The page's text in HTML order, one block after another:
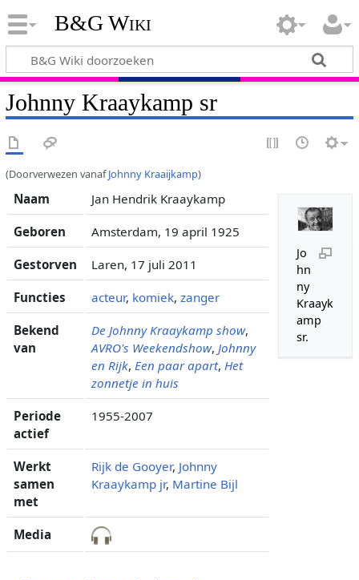
B&G Wiki
Johnny Kraaykamp sr
(Doorverwezen vanafJohnny Kraaijkamp)
Jo
hn
ny
Kraayk
amp
sr.
Naam Jan Hendrik Kraaykamp
Geboren Amsterdam, 19 april 1925
Gestorven Laren, 17 juli 2011
Functies acteur, komiek, zanger
Bekend
van
De Johnny Kraaykamp show,
AVRO's Weekendshow, Johnny
en Rijk, Een paar apart, Het
zonnetje in huis
Periode
actief
1955-2007
Werkt
samen
met
Rijk de Gooyer, Johnny
Kraaykamp jr, Martine Bijl
Media